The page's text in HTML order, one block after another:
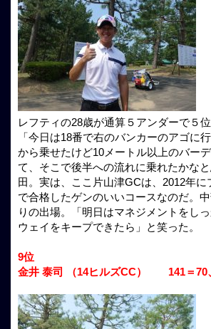
レフティの28歳が通算５アンダーで５
「今日は18番で右のバンカーのアゴに
から乗せたけど10メートル以上のバー
て、そこで後半への流れに乗れたかな
田。実は、ここ片山津GCは、2012年に
で合格したゲンのいいコースなのだ。
りの出場。「明日はマネジメントをし
ウェイをキープできたら」と笑った。
9位
金井 泰司 （14ヒルズCC） 141＝70